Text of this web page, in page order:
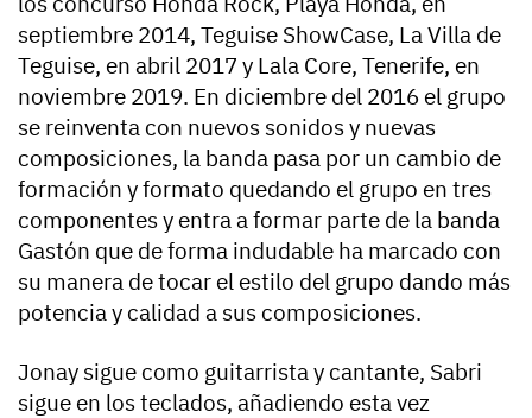
septiembre 2014, Teguise ShowCase, La Villa de
Teguise, en abril 2017 y Lala Core, Tenerife, en
noviembre 2019. En diciembre del 2016 el grupo
se reinventa con nuevos sonidos y nuevas
composiciones, la banda pasa por un cambio de
formación y formato quedando el grupo en tres
componentes y entra a formar parte de la banda
Gastón que de forma indudable ha marcado con
su manera de tocar el estilo del grupo dando más
potencia y calidad a sus composiciones.
Jonay sigue como guitarrista y cantante, Sabri
sigue en los teclados, añadiendo esta vez